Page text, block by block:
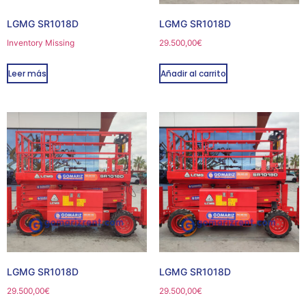
LGMG SR1018D
Inventory Missing
Leer más
LGMG SR1018D
29.500,00€
Añadir al carrito
LGMG SR1018D
29.500,00€
LGMG SR1018D
29.500,00€